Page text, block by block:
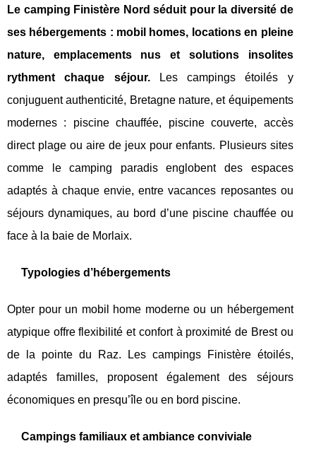
Le camping Finistère Nord séduit pour la diversité de
ses hébergements : mobil homes, locations en pleine
nature, emplacements nus et solutions insolites
rythment chaque séjour.Les campings étoilés y
conjuguent authenticité, Bretagne nature, et équipements
modernes : piscine chauffée, piscine couverte, accès
direct plage ou aire de jeux pour enfants. Plusieurs sites
comme le camping paradis englobent des espaces
adaptés à chaque envie, entre vacances reposantes ou
séjours dynamiques, au bord d’une piscine chauffée ou
face à la baie de Morlaix.
Typologies d’hébergements
Opter pour un mobil home moderne ou un hébergement
atypique offre flexibilité et confort à proximité de Brest ou
de la pointe du Raz. Les campings Finistère étoilés,
adaptés familles, proposent également des séjours
économiques en presqu’île ou en bord piscine.
Campings familiaux et ambiance conviviale